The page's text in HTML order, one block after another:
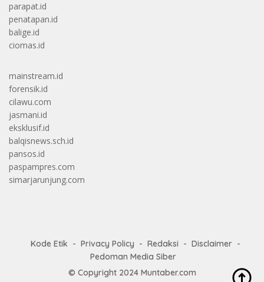
parapat.id
penatapan.id
balige.id
ciomas.id
mainstream.id
forensik.id
cilawu.com
jasmani.id
eksklusif.id
balqisnews.sch.id
pansos.id
paspampres.com
simarjarunjung.com
Kode Etik Privacy Policy Redaksi
Disclaimer
Pedoman Media Siber
© Copyright 2024 Muntaber.com